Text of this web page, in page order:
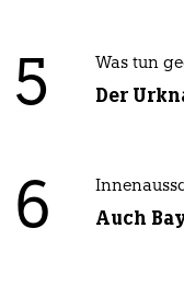
5 Was tun
Der
6 Auch